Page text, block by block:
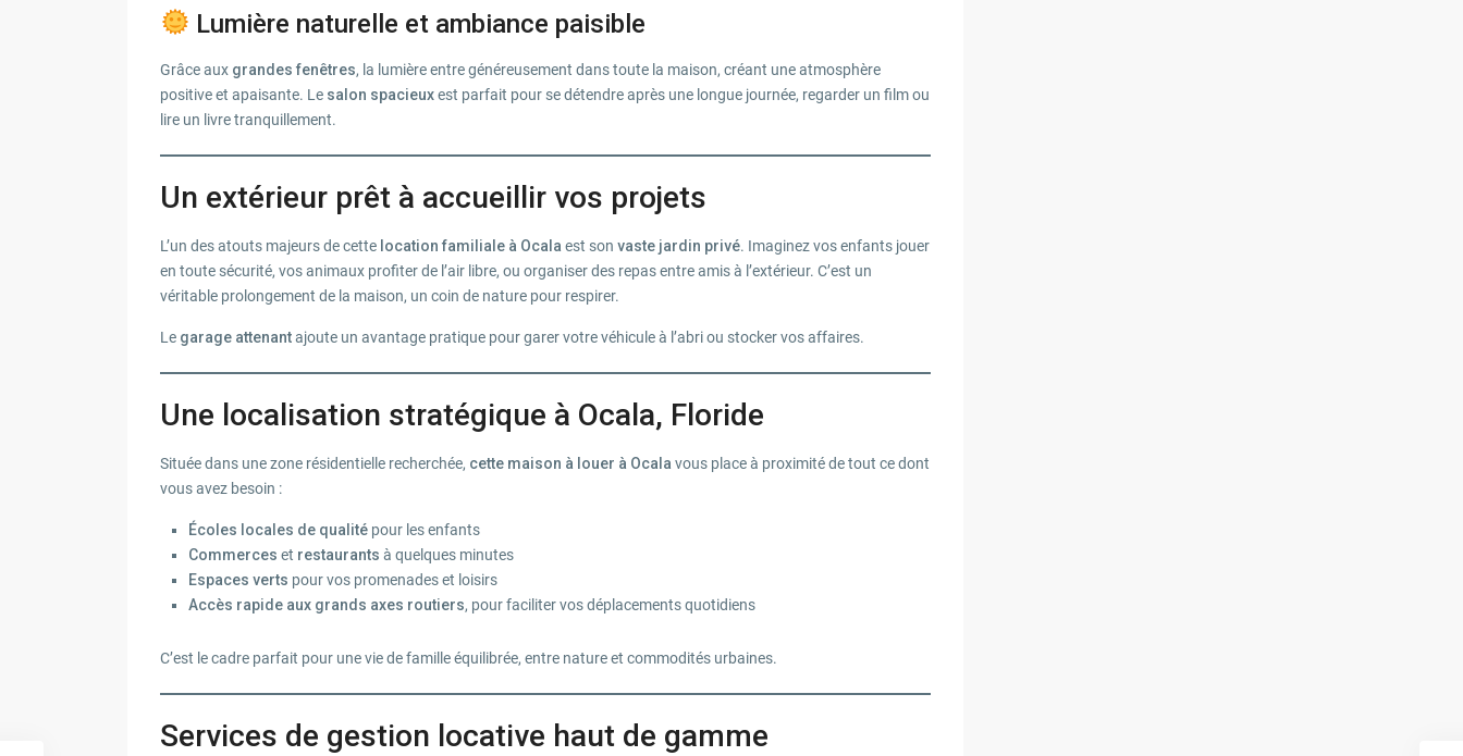
Lumière naturelle et ambiance paisible
Grâce aux grandes fenêtres, la lumière entre généreusement dans toute la maison, créant une atmosphère
positive et apaisante. Le salon spacieuxest parfait pour se détendre après une longue journée, regarder un film ou
lire un livre tranquillement.
Un extérieur prêt à accueillir vos projets
L’un des atouts majeurs de cette location familiale à Ocala est son vaste jardin privé. Imaginez vos enfants jouer
en toute sécurité, vos animaux profiter de l’air libre, ou organiser des repas entre amis à l’extérieur. C’est un
véritable prolongement de la maison, un coin de nature pour respirer.
Le garage attenantajoute un avantage pratique pour garer votre véhicule à l’abri ou stocker vos affaires.
Une localisation stratégique à Ocala, Floride
Située dans une zone résidentielle recherchée, cette maison à louer à Ocala vous place à proximité de tout ce dont
vous avez besoin :
Écoles locales de qualité pour les enfants
Commerces et restaurants à quelques minutes
Espaces verts pour vos promenades et loisirs
Accès rapide aux grands axes routiers, pour faciliter vos déplacements quotidiens
C’est le cadre parfait pour une vie de famille équilibrée, entre nature et commodités urbaines.
Services de gestion locative haut de gamme